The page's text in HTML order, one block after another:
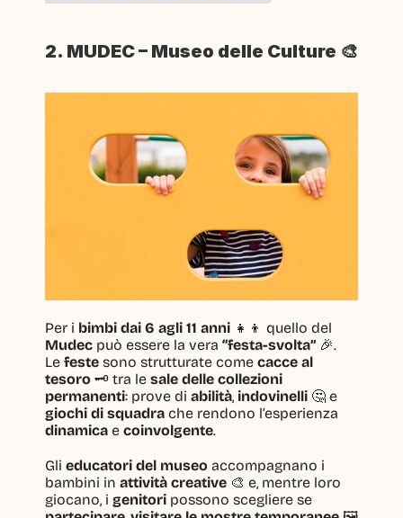
2. MUDEC – Museo delle Culture 🎨
Per i bimbi dai 6 agli 11 anni
Mudec può essere la vera “festa-svolta” 🎉.
Le feste sono strutturate come cacce al
tesoro 🗝️ tra le sale delle collezioni
permanenti: prove di abilità, indovinelli
giochi di squadra
dinamica e coinvolgente.
Gli educatori del museo accompagnano i
bambini in attività creative 🎨 e, mentre loro
giocano, i genitori